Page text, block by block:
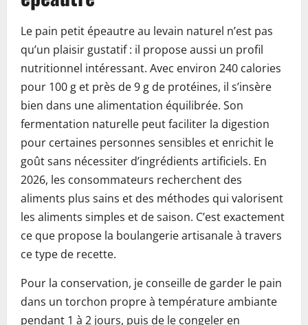
Le pain petit épeautre au levain naturel n’est pas
qu’un plaisir gustatif : il propose aussi un profil
nutritionnel intéressant. Avec environ 240 calories
pour 100 g et près de 9 g de protéines, il s’insère
bien dans une alimentation équilibrée. Son
fermentation naturelle peut faciliter la digestion
pour certaines personnes sensibles et enrichit le
goût sans nécessiter d’ingrédients artificiels. En
2026, les consommateurs recherchent des
aliments plus sains et des méthodes qui valorisent
les aliments simples et de saison. C’est exactement
ce que propose la boulangerie artisanale à travers
ce type de recette.
Pour la conservation, je conseille de garder le pain
dans un torchon propre à température ambiante
pendant 1 à 2 jours, puis de le congeler en